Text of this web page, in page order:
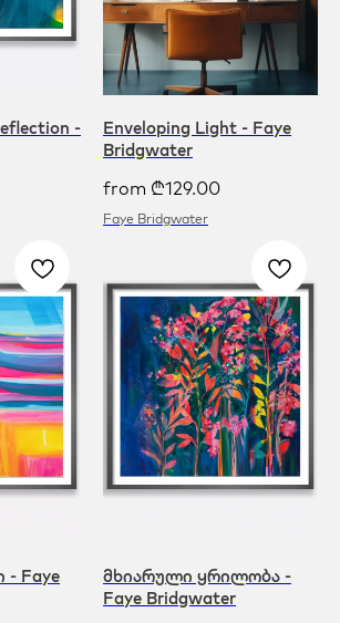
-
Enveloping Light - Faye
Bridgwater
from ₾129.00
Faye Bridgwater
- Faye
მხიარული ყრილობა -
Faye Bridgwater